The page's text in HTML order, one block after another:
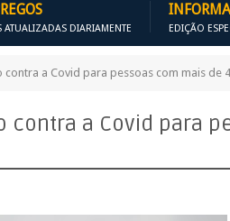
ATUALIZADAS DIARIAMENTE EDIÇÃO
a Covid para pessoas com mais de
contra a Covid para